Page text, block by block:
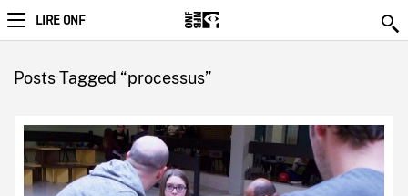
LIRE ONF
Posts Tagged “processus”